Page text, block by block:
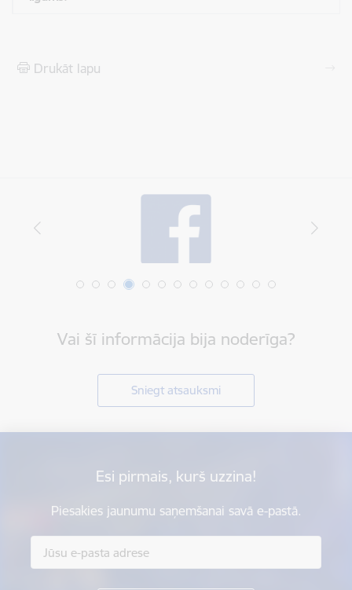
Drukāt lapu
Vai šī informācija bija noderīga?
Sniegt atsauksmi
Esi pirmais, kurš uzzina!
Piesakies jaunumu saņemšanai savā e-pastā.